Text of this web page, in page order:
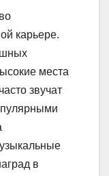
карьере.
места
звучат
в